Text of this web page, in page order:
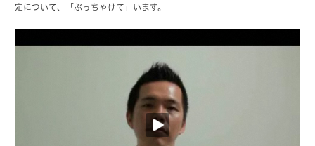
定について、「ぶっちゃけて」います。